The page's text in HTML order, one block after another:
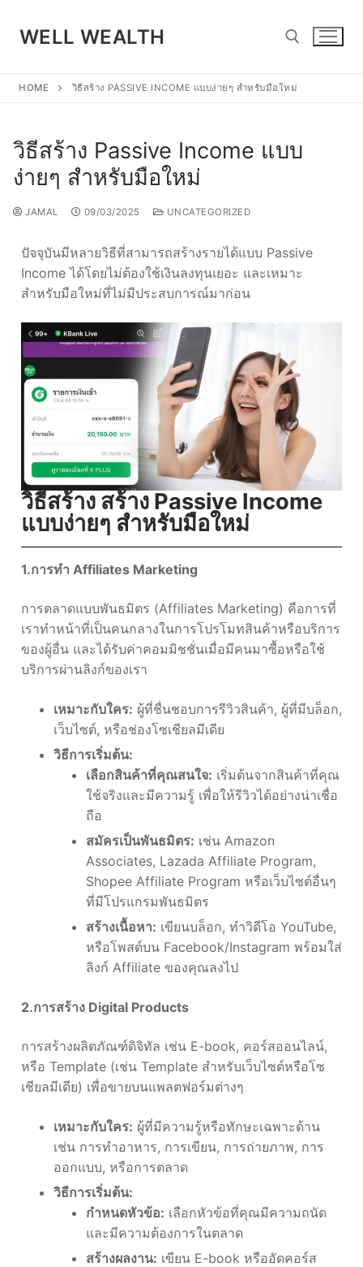
WELL WEALTH
HOME วิธีสร้าง PASSIVE INCOME แบบง่ายๆ สำหรับมือใหม่
วิธีสร้าง Passive Income แบบ
ง่ายๆ สำหรับมือใหม่
JAMAL 09/03/2025 UNCATEGORIZED
ปัจจุบันมีหลายวิธีที่สามารถสร้างรายได้แบบ Passive
Income ได้โดยไม่ต้องใช้เงินลงทุนเยอะ และเหมาะ
สำหรับมือใหม่ที่ไม่มีประสบการณ์มาก่อน
วิธีสร้าง สร้าง Passive Income
แบบง่ายๆ สำหรับมือใหม่
1.การทำ Affiliates Marketing
การตลาดแบบพันธมิตร (Affiliates Marketing) คือการที่
เราทำหน้าที่เป็นคนกลางในการโปรโมทสินค้าหรือบริการ
ของผู้อื่น และได้รับค่าคอมมิชชั่นเมื่อมีคนมาซื้อหรือใช้
บริการผ่านลิงก์ของเรา
เหมาะกับใคร: ผู้ที่ชื่นชอบการรีวิวสินค้า, ผู้ที่มีบล็อก,
เว็บไซต์, หรือช่องโซเชียลมีเดีย
วิธีการเริ่มต้น:
เลือกสินค้าที่คุณสนใจ: เริ่มต้นจากสินค้าที่คุณ
ใช้จริงและมีความรู้ เพื่อให้รีวิวได้อย่างน่าเชื่อ
ถือ
สมัครเป็นพันธมิตร: เช่น Amazon
Associates, Lazada Affiliate Program,
Shopee Affiliate Program หรือเว็บไซต์อื่นๆ
ที่มีโปรแกรมพันธมิตร
สร้างเนื้อหา: เขียนบล็อก, ทำวิดีโอ YouTube,
หรือโพสต์บน Facebook/Instagram พร้อมใส่
ลิงก์ Affiliate ของคุณลงไป
2.การสร้าง Digital Products
การสร้างผลิตภัณฑ์ดิจิทัล เช่น E-book, คอร์สออนไลน์,
หรือ Template (เช่น Template สำหรับเว็บไซต์หรือโซ
เชียลมีเดีย) เพื่อขายบนแพลตฟอร์มต่างๆ
เหมาะกับใคร: ผู้ที่มีความรู้หรือทักษะเฉพาะด้าน
เช่น การทำอาหาร, การเขียน, การถ่ายภาพ, การ
ออกแบบ, หรือการตลาด
วิธีการเริ่มต้น:
กำหนดหัวข้อ: เลือกหัวข้อที่คุณมีความถนัด
และมีความต้องการในตลาด
สร้างผลงาน: เขียน E-book หรืออัดคอร์ส